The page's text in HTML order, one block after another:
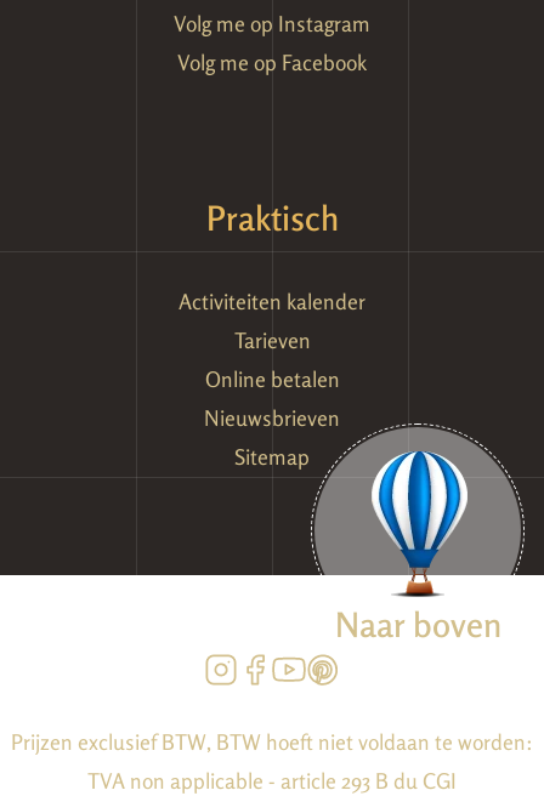
Volg me op Instagram
Volg me op Facebook
Praktisch
Activiteiten kalender
Tarieven
Online betalen
Nieuwsbrieven
Sitemap
Prijzen exclusief BTW, BTW hoeft niet voldaan te worden:
TVA non applicable - article 293 B du CGI
Naar boven